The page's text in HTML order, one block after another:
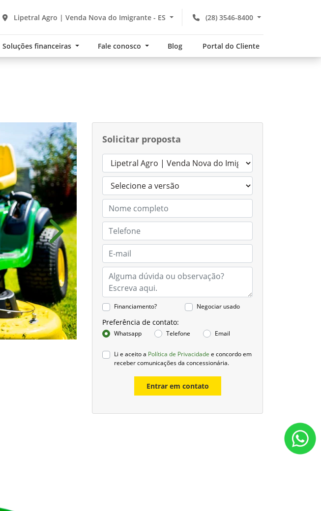
(28) 3546-8400
Lipetral Agro | Venda Nova do Imigrante - ES
Soluções financeiras Fale conosco Blog Portal do Cliente
Solicitar proposta
Financiamento? Negociar usado
Preferência de contato:
Whatsapp Telefone Email
Li e aceito a Política de Privacidade e concordo em
receber comunicações da concessionária.
Entrar em contato
Próximo